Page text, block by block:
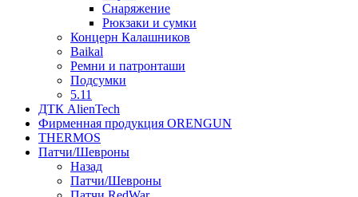
Снаряжение
Рюкзаки и сумки
Концерн Калашников
Baikal
Ремни и патронташи
Подсумки
5.11
ДТК AlienTech
Фирменная продукция ORENGUN
THERMOS
Патчи/Шевроны
Назад
Патчи/Шевроны